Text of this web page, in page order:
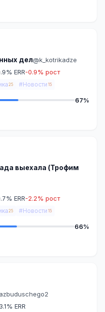
дел@k_kotrikadze
ERR-0.9% рост
25 #Новости 15
67%
выехала (Трофим
ERR-2.2% рост
25 #Новости 15
66%
3.1% ERR